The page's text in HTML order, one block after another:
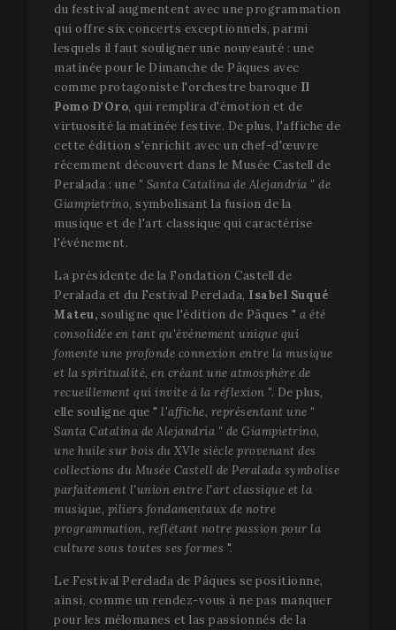
du festival augmentent avec une programmation
qui offre six concerts exceptionnels, parmi
lesquels il faut souligner une nouveauté : une
matinée pour le Dimanche de Pâques avec
comme protagoniste l'orchestre baroque Il
Pomo D'Oro, qui remplira d'émotion et de
virtuosité la matinée festive. De plus, l'affiche de
cette édition s'enrichit avec un chef-d'œuvre
récemment découvert dans le Musée Castell de
Peralada : une " Santa Catalina de Alejandría " de
Giampietrino, symbolisant la fusion de la
musique et de l'art classique qui caractérise
l'événement.
La présidente de la Fondation Castell de
Peralada et du Festival Perelada, Isabel Suqué
Mateu, souligne que l'édition de Pâques " a été
consolidée en tant qu'événement unique qui
fomente une profonde connexion entre la musique
et la spiritualité, en créant une atmosphère de
recueillement qui invite à la réflexion ". De plus,
elle souligne que " l'affiche, représentant une "
Santa Catalina de Alejandría " de Giampietrino,
une huile sur bois du XVIe siècle provenant des
collections du Musée Castell de Peralada symbolise
parfaitement l'union entre l'art classique et la
musique, piliers fondamentaux de notre
programmation, reflétant notre passion pour la
culture sous toutes ses formes ".
Le Festival Perelada de Pâques se positionne,
ainsi, comme un rendez-vous à ne pas manquer
pour les mélomanes et las passionnés de la